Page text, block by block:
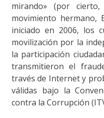
mirando» (por
movimiento hermano,
iniciado en 2006, los
movilización por la
la participación
transmitieron el
través de Internet y
válidas bajo la
contra la Corrupción